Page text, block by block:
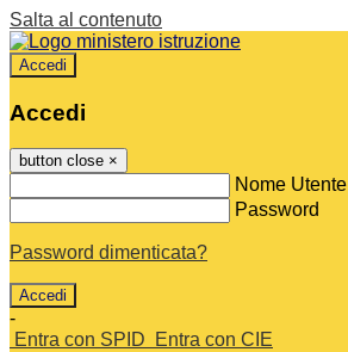
Salta al contenuto
Accedi
Accedi
button close ×
Nome Utente
Password
Password dimenticata?
-
Entra con SPID
Entra con CIE